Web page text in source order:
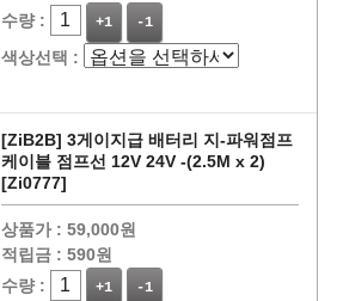
수량 :
+1 -1
색상선택 :
[ZiB2B] 3게이지급 배터리 지-파워점프
케이블 점프선 12V 24V -(2.5M x 2)
[Zi0777]
상품가 : 59,000원
적립금 : 590원
수량 :
+1 -1